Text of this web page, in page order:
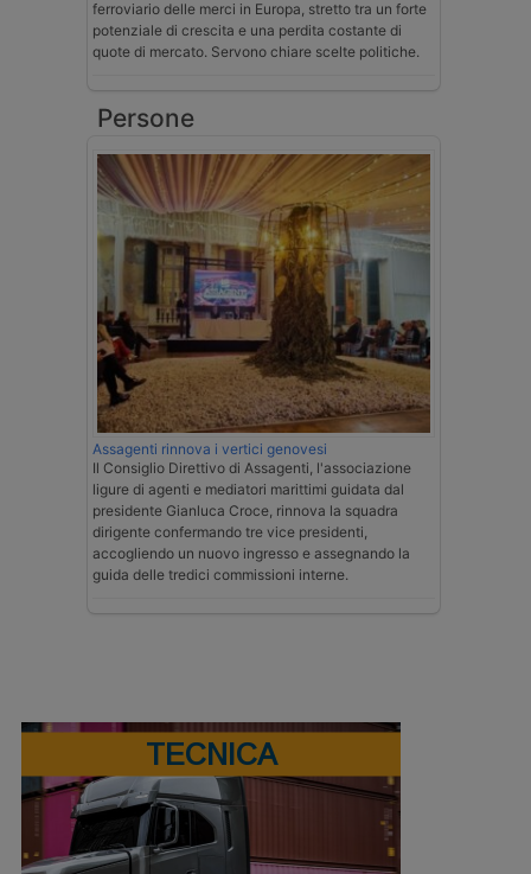
ferroviario delle merci in Europa, stretto tra un forte
potenziale di crescita e una perdita costante di
quote di mercato. Servono chiare scelte politiche.
Persone
Assagenti rinnova i vertici genovesi
Il Consiglio Direttivo di Assagenti, l'associazione
ligure di agenti e mediatori marittimi guidata dal
presidente Gianluca Croce, rinnova la squadra
dirigente confermando tre vice presidenti,
accogliendo un nuovo ingresso e assegnando la
guida delle tredici commissioni interne.
TECNICA